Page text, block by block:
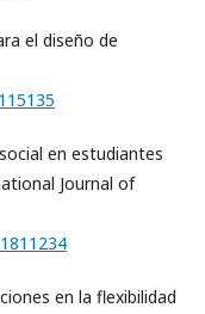
el diseño de
en estudiantes
Journal of
en la flexibilidad